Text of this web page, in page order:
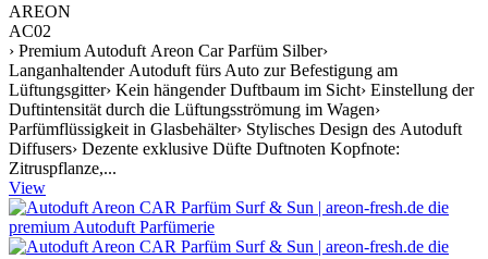
AREON
AC02
› Premium Autoduft Areon Car Parfüm Silber›
Langanhaltender Autoduft fürs Auto zur Befestigung am
Lüftungsgitter› Kein hängender Duftbaum im Sicht› Einstellung der
Duftintensität durch die Lüftungsströmung im Wagen›
Parfümflüssigkeit in Glasbehälter› Stylisches Design des Autoduft
Diffusers› Dezente exklusive Düfte Duftnoten Kopfnote:
Zitruspflanze,...
View